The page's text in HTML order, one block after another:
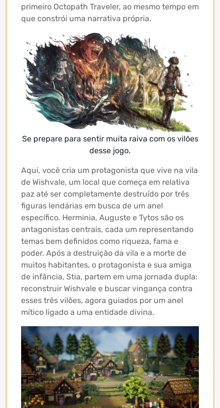
primeiro Octopath Traveler, ao mesmo tempo em
que constrói uma narrativa própria.
Se prepare para sentir muita raiva com os vilões
desse jogo.
Aqui, você cria um protagonista que vive na vila
de Wishvale, um local que começa em relativa
paz até ser completamente destruído por três
figuras lendárias em busca de um anel
específico. Herminia, Auguste e Tytos são os
antagonistas centrais, cada um representando
temas bem definidos como riqueza, fama e
poder. Após a destruição da vila e a morte de
muitos habitantes, o protagonista e sua amiga
de infância, Stia, partem em uma jornada dupla:
reconstruir Wishvale e buscar vingança contra
esses três vilões, agora guiados por um anel
mítico ligado a uma entidade divina.